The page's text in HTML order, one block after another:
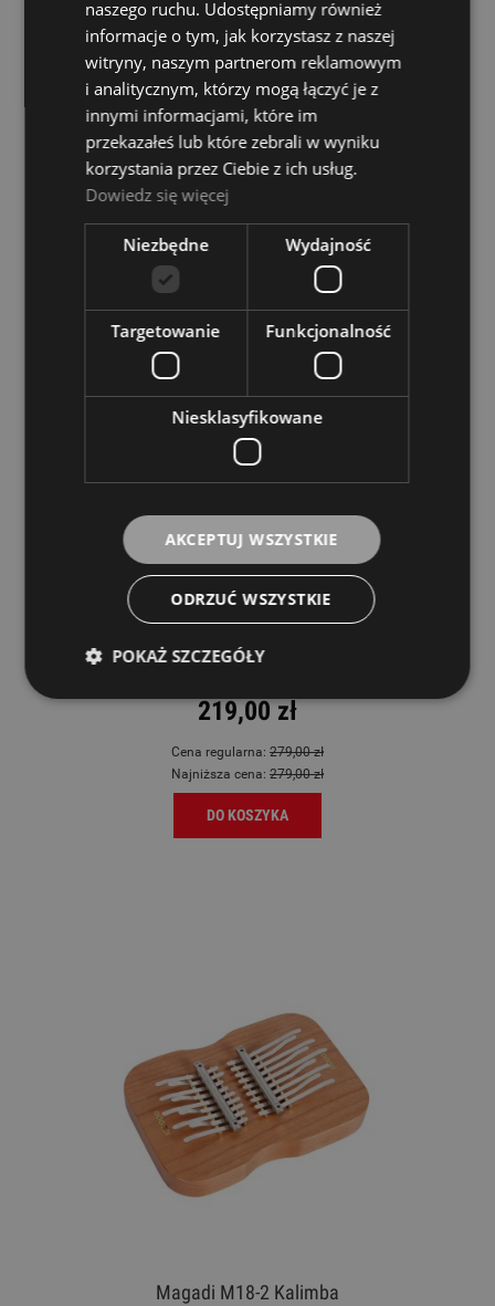
HALIFAX
35,00 zł
DO KOSZYKA
Magadi M14E Kalimba
219,00 zł
Cena regularna: 279,00 zł
Najniższa cena: 279,00 zł
DO KOSZYKA
Magadi M18-2 Kalimba
naszego ruchu. Udostępniamy również
informacje o tym, jak korzystasz z naszej
witryny, naszym partnerom reklamowym
i analitycznym, którzy mogą łączyć je z
innymi informacjami, które im
przekazałeś lub które zebrali w wyniku
korzystania przez Ciebie z ich usług.
Dowiedz się więcej
Niezbędne Wydajność
Targetowanie Funkcjonalność
Niesklasyfikowane
AKCEPTUJ WSZYSTKIE
ODRZUĆ WSZYSTKIE
POKAŻ SZCZEGÓŁY